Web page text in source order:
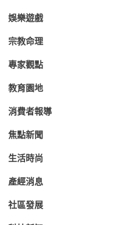
娛樂遊戲
宗教命理
專家觀點
教育園地
消費者報導
焦點新聞
生活時尚
產經消息
社區發展